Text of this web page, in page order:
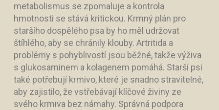
metabolismus se zpomaluje a kontrola
hmotnosti se stává kritickou. Krmný plán pro
staršího dospělého psa by ho měl udržovat
štíhlého, aby se chránily klouby. Artritida a
problémy s pohyblivostí jsou běžné, takže výživa
s glukosaminem a kolagenem pomáhá. Starší psi
také potřebují krmivo, které je snadno stravitelné,
aby zajistilo, že vstřebávají klíčové živiny ze
svého krmiva bez námahy. Správná podpora